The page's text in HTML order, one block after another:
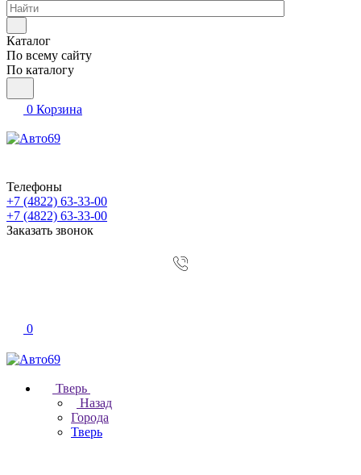
Каталог
По всему сайту
По каталогу
0 Корзина
Телефоны
+7 (4822) 63-33-00
+7 (4822) 63-33-00
Заказать звонок
0
Тверь
Назад
Города
Тверь